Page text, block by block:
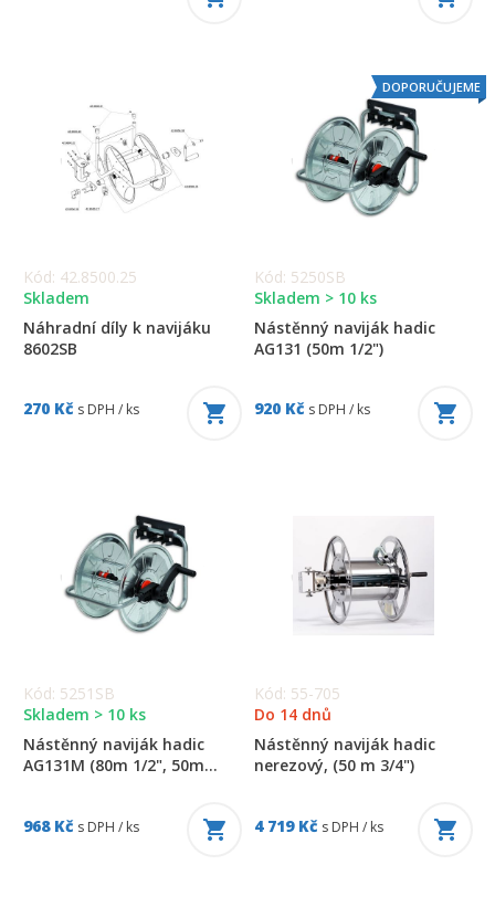
Kód: 42.8500.25
Skladem
Náhradní díly k navijáku
8602SB
270 Kč s DPH / ks
DOPORUČUJEME
Kód: 5250SB
Skladem > 10 ks
Nástěnný naviják hadic
AG131 (50m 1/2")
920 Kč s DPH / ks
Kód: 5251SB
Skladem > 10 ks
Nástěnný naviják hadic
AG131M (80m 1/2", 50m...
968 Kč s DPH / ks
Kód: 55-705
Do 14 dnů
Nástěnný naviják hadic
nerezový, (50 m 3/4")
4 719 Kč s DPH / ks